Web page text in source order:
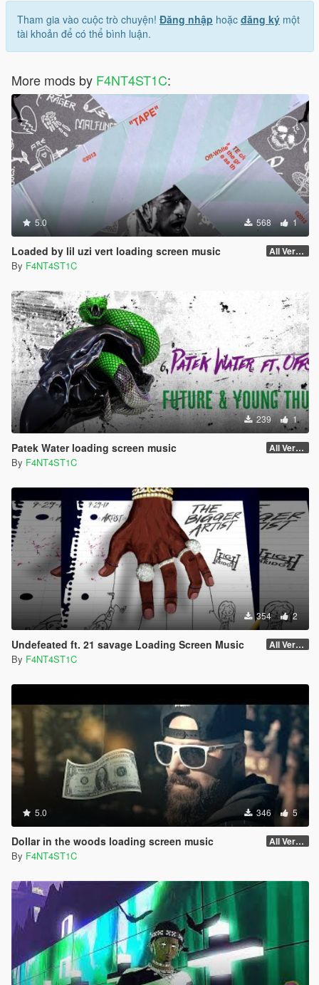
Tham gia vào cuộc trò chuyện! Đăng nhập hoặc đăng ký một
tài khoản để có thể bình luận.
More mods by F4NT4ST1C:
5.0 568 1
Loaded by lil uzi vert loading screen music All Versions
By F4NT4ST1C
239 1
Patek Water loading screen music All Versions
By F4NT4ST1C
354 2
Undefeated ft. 21 savage Loading Screen Music All Versions
By F4NT4ST1C
5.0 346 5
Dollar in the woods loading screen music All Versions
By F4NT4ST1C